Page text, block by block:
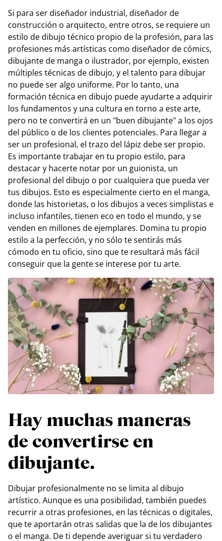
Si para ser diseñador industrial, diseñador de
construcción o arquitecto, entre otros, se requiere un
estilo de dibujo técnico propio de la profesión, para las
profesiones más artísticas como diseñador de cómics,
dibujante de manga o ilustrador, por ejemplo, existen
múltiples técnicas de dibujo, y el talento para dibujar
no puede ser algo uniforme. Por lo tanto, una
formación técnica en dibujo puede ayudarte a adquirir
los fundamentos y una cultura en torno a este arte,
pero no te convertirá en un "buen dibujante" a los ojos
del público o de los clientes potenciales. Para llegar a
ser un profesional, el trazo del lápiz debe ser propio.
Es importante trabajar en tu propio estilo, para
destacar y hacerte notar por un guionista, un
profesional del dibujo o por cualquiera que pueda ver
tus dibujos. Esto es especialmente cierto en el manga,
donde las historietas, o los dibujos a veces simplistas e
incluso infantiles, tienen eco en todo el mundo, y se
venden en millones de ejemplares. Domina tu propio
estilo a la perfección, y no sólo te sentirás más
cómodo en tu oficio, sino que te resultará más fácil
conseguir que la gente se interese por tu arte.
Hay muchas maneras
de convertirse en
dibujante.
Dibujar profesionalmente no se limita al dibujo
artístico. Aunque es una posibilidad, también puedes
recurrir a otras profesiones, en las técnicas o digitales,
que te aportarán otras salidas que la de los dibujantes
o el manga. De ti depende averiguar si tu verdadero